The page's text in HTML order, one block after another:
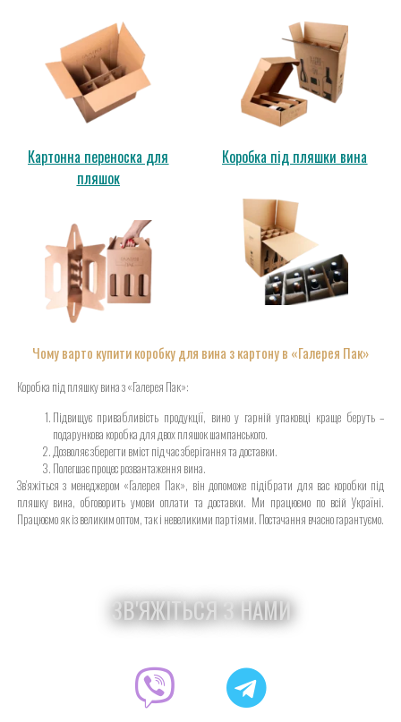
Картонна переноска для
пляшок
Коробка під пляшки вина
Чому варто купити коробку для вина з картону в «Галерея Пак»
Коробка під пляшку вина з «Галерея Пак»:
Підвищує привабливість продукції, вино у гарній упаковці краще беруть –
подарункова коробка для двох пляшок шампанського.
Дозволяє зберегти вміст під час зберігання та доставки.
Полегшає процес розвантаження вина.
Зв’яжіться з менеджером «Галерея Пак», він допоможе підібрати для вас коробки під
пляшку вина, обговорить умови оплати та доставки. Ми працюємо по всій Україні.
Працюємо як із великим оптом, так і невеликими партіями. Постачання вчасно гарантуємо.
ЗВ'ЯЖІТЬСЯ З НАМИ